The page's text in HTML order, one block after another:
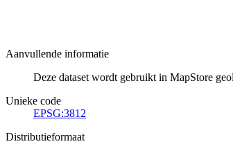
Aanvullende informatie
Deze dataset wordt gebruikt in MapStore
Unieke code
EPSG:3812
Distributieformaat